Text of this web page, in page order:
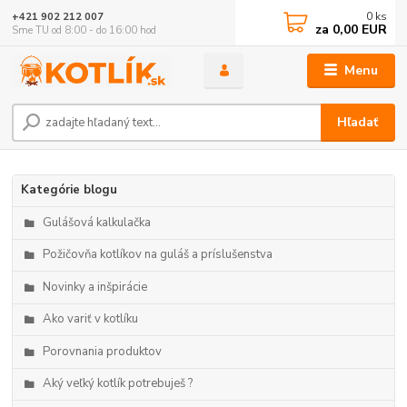
Menu
Hľadať
+421 902 212 007
Sme TU od 8:00 - do 16:00 hod
0 ks
za 0,00 EUR
Kategórie blogu
Gulášová kalkulačka
Požičovňa kotlíkov na guláš a príslušenstva
Novinky a inšpirácie
Ako variť v kotlíku
Porovnania produktov
Aký veľký kotlík potrebuješ ?